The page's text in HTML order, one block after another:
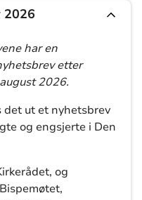
2026
har en
etter
2026.
det ut et nyhetsbrev
og engsjerte i Den
og